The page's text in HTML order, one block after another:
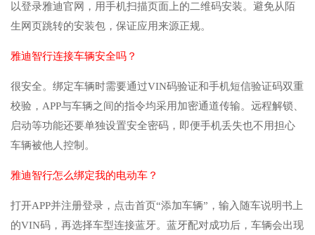
以登录雅迪官网，用手机扫描页面上的二维码安装。避免从陌
生网页跳转的安装包，保证应用来源正规。
雅迪智行连接车辆安全吗？
很安全。绑定车辆时需要通过VIN码验证和手机短信验证码双重
校验，APP与车辆之间的指令均采用加密通道传输。远程解锁、
启动等功能还要单独设置安全密码，即便手机丢失也不用担心
车辆被他人控制。
雅迪智行怎么绑定我的电动车？
打开APP并注册登录，点击首页“添加车辆”，输入随车说明书上
的VIN码，再选择车型连接蓝牙。蓝牙配对成功后，车辆会出现